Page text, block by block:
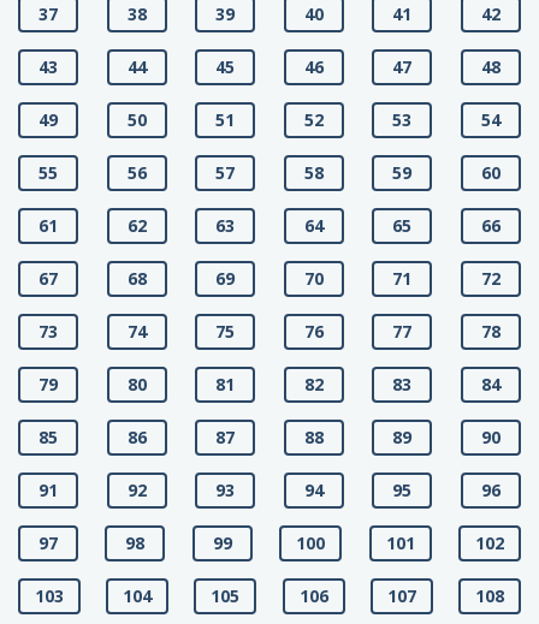
37 38 39 40 41 42
43 44 45 46 47 48
49 50 51 52 53 54
55 56 57 58 59 60
61 62 63 64 65 66
67 68 69 70 71 72
73 74 75 76 77 78
79 80 81 82 83 84
85 86 87 88 89 90
91 92 93 94 95 96
97 98 99 100 101 102
103 104 105 106 107 108